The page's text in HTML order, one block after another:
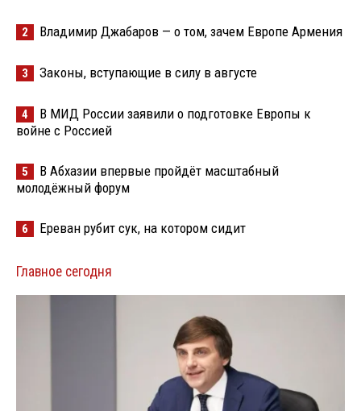
2 Владимир Джабаров — о том, зачем Европе Армения
3 Законы, вступающие в силу в августе
4
В МИД России заявили о подготовке Европы к
войне с Россией
5
В Абхазии впервые пройдёт масштабный
молодёжный форум
6 Ереван рубит сук, на котором сидит
Главное сегодня